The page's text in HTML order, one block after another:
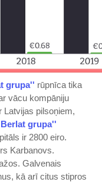
grupa'' rūpnīca tika
vācu kompāniju
Latvijas pilsoņiem,
grupa''
ir 2800 eiro.
Karbanovs.
Galvenais
kā arī citus stipros